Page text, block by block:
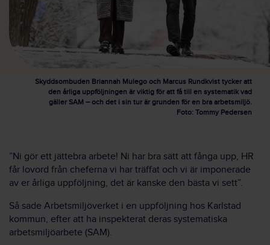
Skyddsombuden Briannah Mulego och Marcus Rundkvist tycker att
den årliga uppföljningen är viktig för att få till en systematik vad
gäller SAM – och det i sin tur är grunden för en bra arbetsmiljö.
Foto: Tommy Pedersen
”Ni gör ett jättebra arbete! Ni har bra sätt att fånga upp, HR
får lovord från cheferna vi har träffat och vi är imponerade
av er årliga uppföljning, det är kanske den bästa vi sett”.
Så sade Arbetsmiljöverket i en uppföljning hos Karlstad
kommun, efter att ha inspekterat deras systematiska
arbetsmiljöarbete (SAM).